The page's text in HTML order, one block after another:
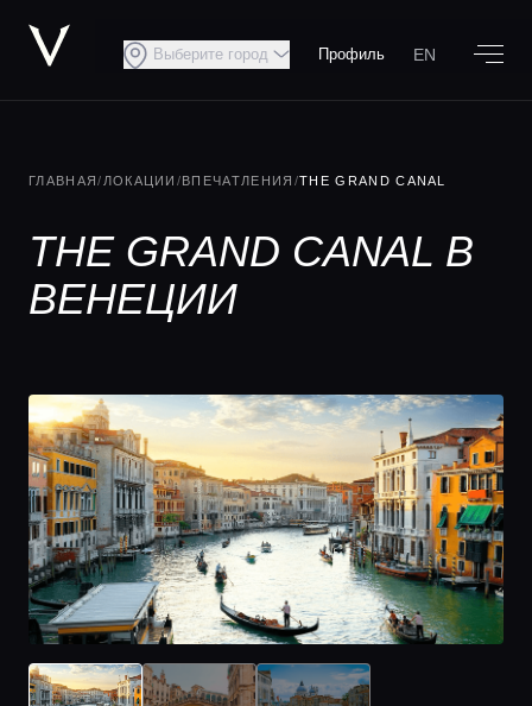
Выберите город Профиль EN
ГЛАВНАЯ/ ЛОКАЦИИ /ВПЕЧАТЛЕНИЯ /THE GRAND CANAL
THE GRAND CANAL В
ВЕНЕЦИИ